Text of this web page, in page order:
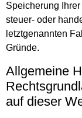
Speicherung
steuer- oder
letztgenannten
Gründe.
Allgemeine
auf dieser